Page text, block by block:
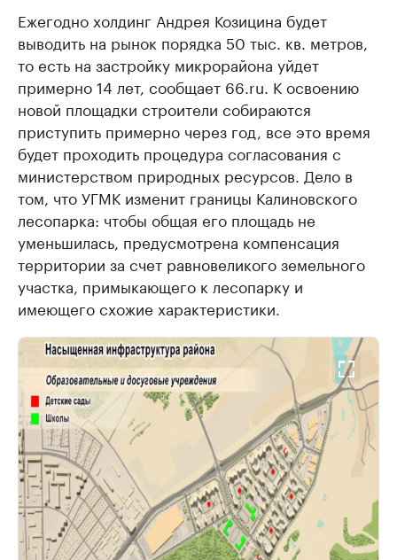
Ежегодно холдинг Андрея Козицина будет
выводить на рынок порядка 50 тыс. кв. метров,
то есть на застройку микрорайона уйдет
примерно 14 лет, сообщает 66.ru. К освоению
новой площадки строители собираются
приступить примерно через год, все это время
будет проходить процедура согласования с
министерством природных ресурсов. Дело в
том, что УГМК изменит границы Калиновского
лесопарка: чтобы общая его площадь не
уменьшилась, предусмотрена компенсация
территории за счет равновеликого земельного
участка, примыкающего к лесопарку и
имеющего схожие характеристики.